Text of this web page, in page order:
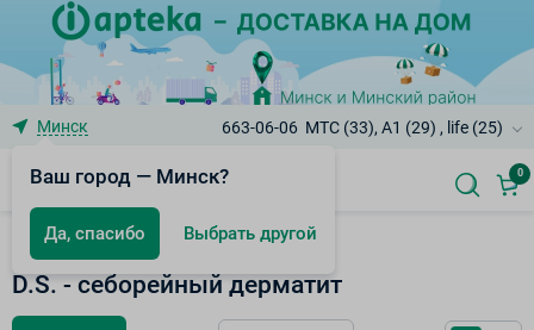
Минск
Ваш город — Минск?
Да, спасибо Выбрать другой
663-06-06 МТС (33), A1 (29) , life (25)
0
Uriage
D.S. - себорейный дерматит